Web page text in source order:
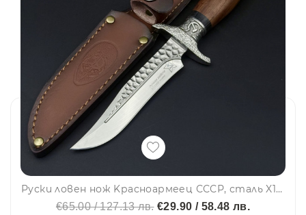
Руски ловен нож Kрасноармеец СССР, сталь X12МФ, ручбная работа, ковка, кожена кания, шита
€65.00 / 127.13 лв.€29.90 / 58.48 лв.